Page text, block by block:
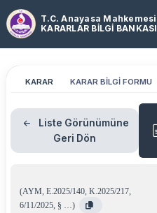
T.C. Anayasa Mahkemesi
KARARLAR BİLGİ BANKASI
KARAR KARAR BİLGİ FORMU
Liste Görünümüne
Geri Dön
(AYM, E.2025/140, K.2025/217,
6/11/2025, § …)